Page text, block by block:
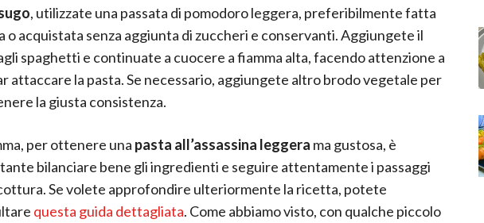
, utilizzate una passata di pomodoro leggera, preferibilmente fatta
o acquistata senza aggiunta di zuccheri e conservanti. Aggiungete il
spaghetti e continuate a cuocere a fiamma alta, facendo attenzione a
attaccare la pasta. Se necessario, aggiungete altro brodo vegetale per
la giusta consistenza.
per ottenere una pasta all’assassina leggera ma gustosa, è
bilanciare bene gli ingredienti e seguire attentamente i passaggi
Se volete approfondire ulteriormente la ricetta, potete
questa guida dettagliata. Come abbiamo visto, con qualche piccolo